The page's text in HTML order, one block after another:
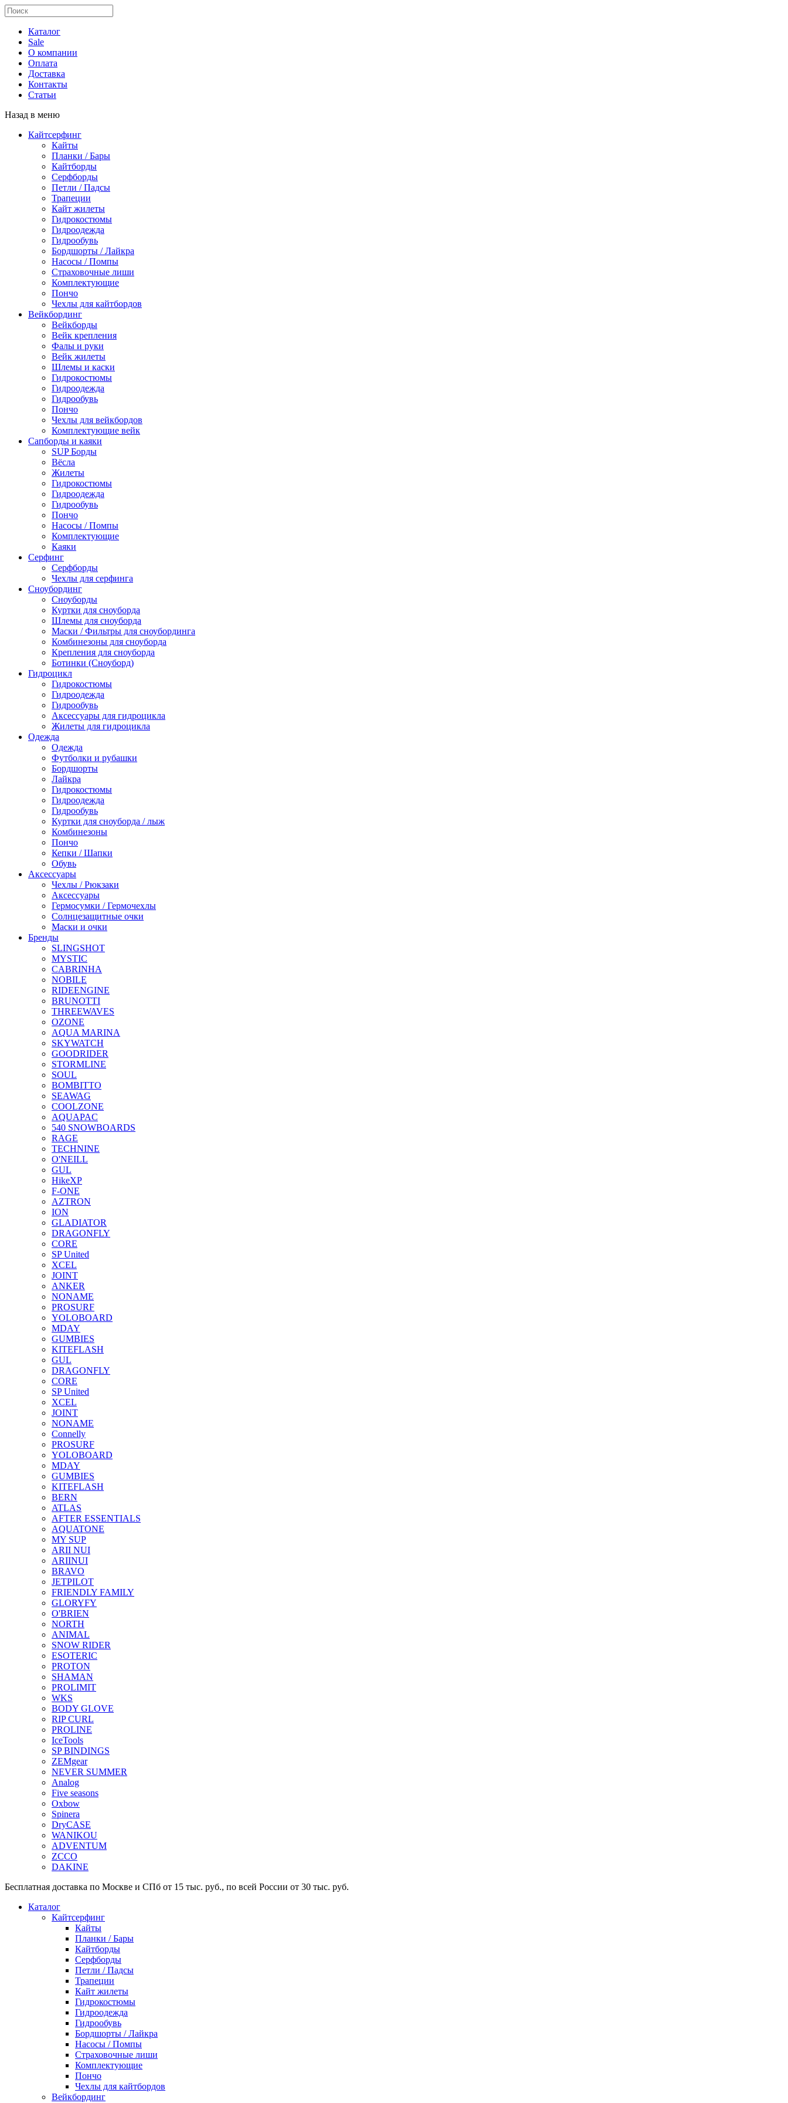
Каталог
Sale
О компании
Оплата
Доставка
Контакты
Статьи
Назад в меню
Кайтсерфинг
Кайты
Планки / Бары
Кайтборды
Серфборды
Петли / Падсы
Трапеции
Кайт жилеты
Гидрокостюмы
Гидроодежда
Гидрообувь
Бордшорты / Лайкра
Насосы / Помпы
Страховочные лиши
Комплектующие
Пончо
Чехлы для кайтбордов
Вейкбординг
Вейкборды
Вейк крепления
Фалы и руки
Вейк жилеты
Шлемы и каски
Гидрокостюмы
Гидроодежда
Гидрообувь
Пончо
Чехлы для вейкбордов
Комплектующие вейк
Сапборды и каяки
SUP Борды
Вёсла
Жилеты
Гидрокостюмы
Гидроодежда
Гидрообувь
Пончо
Насосы / Помпы
Комплектующие
Каяки
Серфинг
Серфборды
Чехлы для серфинга
Сноубординг
Сноуборды
Куртки для сноуборда
Шлемы для сноуборда
Маски / Фильтры для сноубординга
Комбинезоны для сноуборда
Крепления для сноуборда
Ботинки (Сноуборд)
Гидроцикл
Гидрокостюмы
Гидроодежда
Гидрообувь
Аксессуары для гидроцикла
Жилеты для гидроцикла
Одежда
Одежда
Футболки и рубашки
Бордшорты
Лайкра
Гидрокостюмы
Гидроодежда
Гидрообувь
Куртки для сноуборда / лыж
Комбинезоны
Пончо
Кепки / Шапки
Обувь
Аксессуары
Чехлы / Рюкзаки
Аксессуары
Гермосумки / Гермочехлы
Солнцезащитные очки
Маски и очки
Бренды
SLINGSHOT
MYSTIC
CABRINHA
NOBILE
RIDEENGINE
BRUNOTTI
THREEWAVES
OZONE
AQUA MARINA
SKYWATCH
GOODRIDER
STORMLINE
SOUL
BOMBITTO
SEAWAG
COOLZONE
AQUAPAC
540 SNOWBOARDS
RAGE
TECHNINE
O'NEILL
GUL
HikeXP
F-ONE
AZTRON
ION
GLADIATOR
DRAGONFLY
CORE
SP United
XCEL
JOINT
ANKER
NONAME
PROSURF
YOLOBOARD
MDAY
GUMBIES
KITEFLASH
GUL
DRAGONFLY
CORE
SP United
XCEL
JOINT
NONAME
Connelly
PROSURF
YOLOBOARD
MDAY
GUMBIES
KITEFLASH
BERN
ATLAS
AFTER ESSENTIALS
AQUATONE
MY SUP
ARII NUI
ARIINUI
BRAVO
JETPILOT
FRIENDLY FAMILY
GLORYFY
O'BRIEN
NORTH
ANIMAL
SNOW RIDER
ESOTERIC
PROTON
SHAMAN
PROLIMIT
WKS
BODY GLOVE
RIP CURL
PROLINE
IceTools
SP BINDINGS
ZEMgear
NEVER SUMMER
Analog
Five seasons
Oxbow
Spinera
DryCASE
WANIKOU
ADVENTUM
ZCCO
DAKINE
Бесплатная доставка по Москве и СПб от 15 тыс. руб., по всей России от 30 тыс. руб.
Каталог
Кайтсерфинг
Кайты
Планки / Бары
Кайтборды
Серфборды
Петли / Падсы
Трапеции
Кайт жилеты
Гидрокостюмы
Гидроодежда
Гидрообувь
Бордшорты / Лайкра
Насосы / Помпы
Страховочные лиши
Комплектующие
Пончо
Чехлы для кайтбордов
Вейкбординг